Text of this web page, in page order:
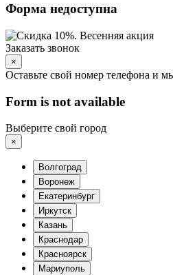
Форма недоступна
Заказать звонок
×
Оставьте свой номер телефона и
Form is not available
Выберите свой город
×
Волгоград
Воронеж
Екатеринбург
Иркутск
Казань
Краснодар
Красноярск
Мариуполь